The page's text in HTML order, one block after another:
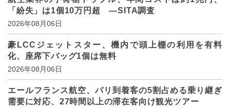
「紛失」は1個10万円超 ―SITA調査
2026年08月06日
豪LCCジェットスター、機内で頭上棚の利用を有料
化、座席下バッグ1個は無料
2026年08月06日
エールフランス航空、パリ到着客の5割占める乗り継ぎ
需要に対応、27時間以上の滞在客向け観光ツアー